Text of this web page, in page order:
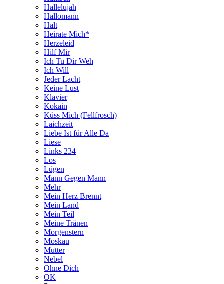
Hallelujah
Hallomann
Halt
Heirate Mich*
Herzeleid
Hilf Mir
Ich Tu Dir Weh
Ich Will
Jeder Lacht
Keine Lust
Klavier
Kokain
Küss Mich (Fellfrosch)
Laichzeit
Liebe Ist für Alle Da
Liese
Links 234
Los
Lügen
Mann Gegen Mann
Mehr
Mein Herz Brennt
Mein Land
Mein Teil
Meine Tränen
Morgenstern
Moskau
Mutter
Nebel
Ohne Dich
OK